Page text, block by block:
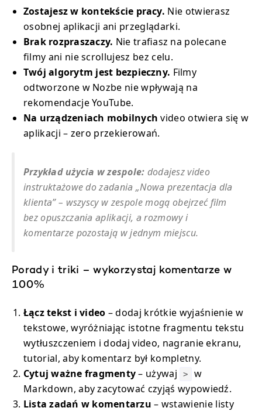
Zostajesz w kontekście pracy. Nie otwierasz
osobnej aplikacji ani przeglądarki.
Brak rozpraszaczy. Nie trafiasz na polecane
filmy ani nie scrollujesz bez celu.
Twój algorytm jest bezpieczny. Filmy
odtworzone w Nozbe nie wpływają na
rekomendacje YouTube.
Na urządzeniach mobilnych video otwiera się w
aplikacji – zero przekierowań.
Przykład użycia w zespole: dodajesz video
instruktażowe do zadania „Nowa prezentacja dla
klienta” – wszyscy w zespole mogą obejrzeć film
bez opuszczania aplikacji, a rozmowy i
komentarze pozostają w jednym miejscu.
Porady i triki – wykorzystaj komentarze w
100%
Łącz tekst i video – dodaj krótkie wyjaśnienie w
tekstowe, wyróżniając istotne fragmentu tekstu
wytłuszczeniem i dodaj video, nagranie ekranu,
tutorial, aby komentarz był kompletny.
Cytuj ważne fragmenty– używaj >
w
Markdown, aby zacytować czyjąś wypowiedź.
Lista zadań w komentarzu – wstawienie listy